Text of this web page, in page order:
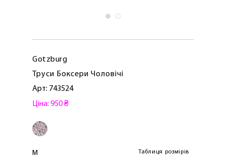
Gotzburg
Труси Боксери Чоловічі
Арт: 743524
Ціна: 950 ₴
M Таблиця розмірів